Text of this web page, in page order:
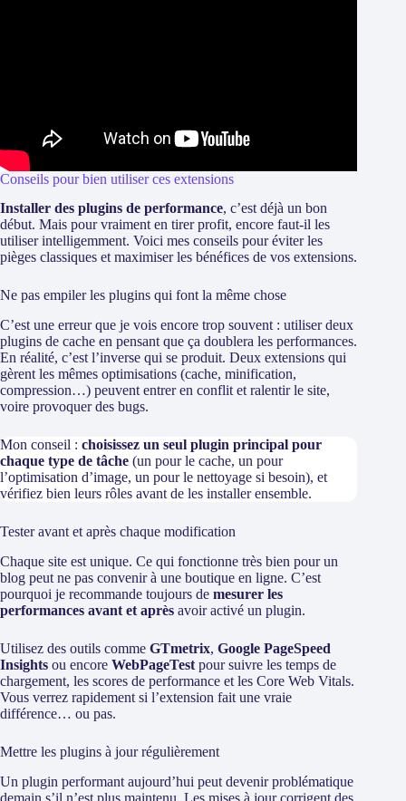
Conseils pour bien utiliser ces extensions
Installer des plugins de performance, c’est déjà un bon
début. Mais pour vraiment en tirer profit, encore faut-il les
utiliser intelligemment. Voici mes conseils pour éviter les
pièges classiques et maximiser les bénéfices de vos extensions.
Ne pas empiler les plugins qui font la même chose
C’est une erreur que je vois encore trop souvent : utiliser deux
plugins de cache en pensant que ça doublera les performances.
En réalité, c’est l’inverse qui se produit. Deux extensions qui
gèrent les mêmes optimisations (cache, minification,
compression…) peuvent entrer en conflit et ralentir le site,
voire provoquer des bugs.
Mon conseil : choisissez un seul plugin principal pour
chaque type de tâche (un pour le cache, un pour
l’optimisation d’image, un pour le nettoyage si besoin), et
vérifiez bien leurs rôles avant de les installer ensemble.
Tester avant et après chaque modification
Chaque site est unique. Ce qui fonctionne très bien pour un
blog peut ne pas convenir à une boutique en ligne. C’est
pourquoi je recommande toujours de mesurer les
performances avant et après avoir activé un plugin.
Utilisez des outils comme GTmetrix, Google PageSpeed
Insights ou encore WebPageTest pour suivre les temps de
chargement, les scores de performance et les Core Web Vitals.
Vous verrez rapidement si l’extension fait une vraie
différence… ou pas.
Mettre les plugins à jour régulièrement
Un plugin performant aujourd’hui peut devenir problématique
demain s’il n’est plus maintenu. Les mises à jour corrigent des